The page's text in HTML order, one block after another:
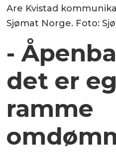
Are Kvistad
Sjømat Norge. Foto:
-
det er
ramme